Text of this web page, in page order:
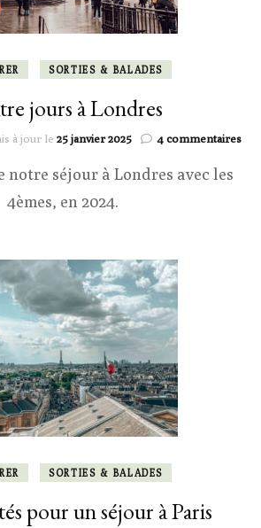
SORTIES & BALADES
jours à Londres
à jour le 25 janvier 2025 4 commentairessur
notre séjour à Londres avec les
4èmes, en 2024.
SORTIES & BALADES
pour un séjour à Paris